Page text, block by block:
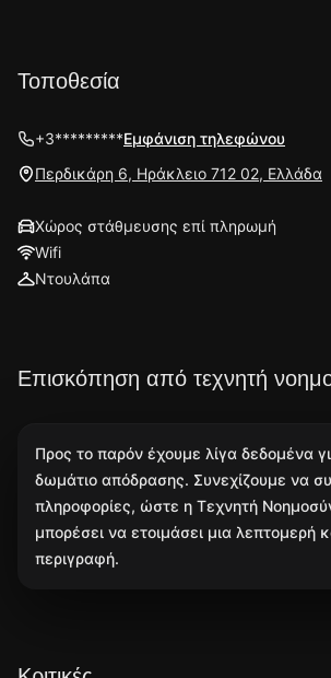
Τοποθεσία
+3*********Εμφάνιση τηλεφώνου
Περδικάρη 6, Ηράκλειο 712 02, Ελλάδα
Χώρος στάθμευσης επί πληρωμή
Wifi
Ντουλάπα
Επισκόπηση από τεχνητή
Προς το παρόν έχουμε λίγα δεδομένα
δωμάτιο απόδρασης. Συνεχίζουμε να
πληροφορίες, ώστε η Τεχνητή
μπορέσει να ετοιμάσει μια λεπτομερή
περιγραφή.